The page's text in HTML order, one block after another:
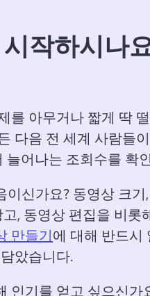
작하시나
를 아무거나 짧게 딱
다음 전 세계 사람들
늘어나는 조회수를 확
이신가요? 동영상 크기
, 동영상 편집을 비롯
만들기에 대해 반드시
았습니다.
인기를 얻고 싶으신가